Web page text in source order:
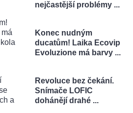
nejčastější problémy ...
Konec nudným
ducatům! Laika Ecovip
Evoluzione má barvy ...
Revoluce bez čekání.
Snímače LOFIC
dohánějí drahé ...